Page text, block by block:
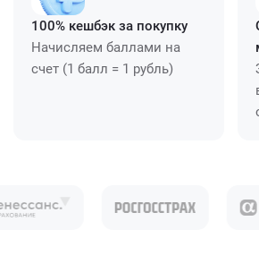
100% кешбэк за покупку
Начисляем баллами на
счет (1 балл = 1 рубль)